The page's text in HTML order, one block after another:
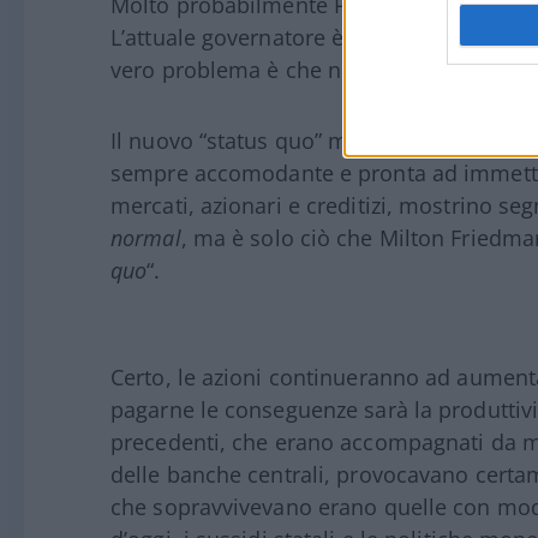
L’attuale governatore è un repubblicano
vero problema è che non è abbastanza
Il nuovo “status quo” monetario è di
sempre accomodante e pronta ad
mercati, azionari e creditizi, mostrino
normal, ma è solo ciò che Milton
quo“.
Certo, le azioni continueranno ad
pagarne le conseguenze sarà la
precedenti, che erano accompagnati da
delle banche centrali, provocavano
che sopravvivevano erano quelle con